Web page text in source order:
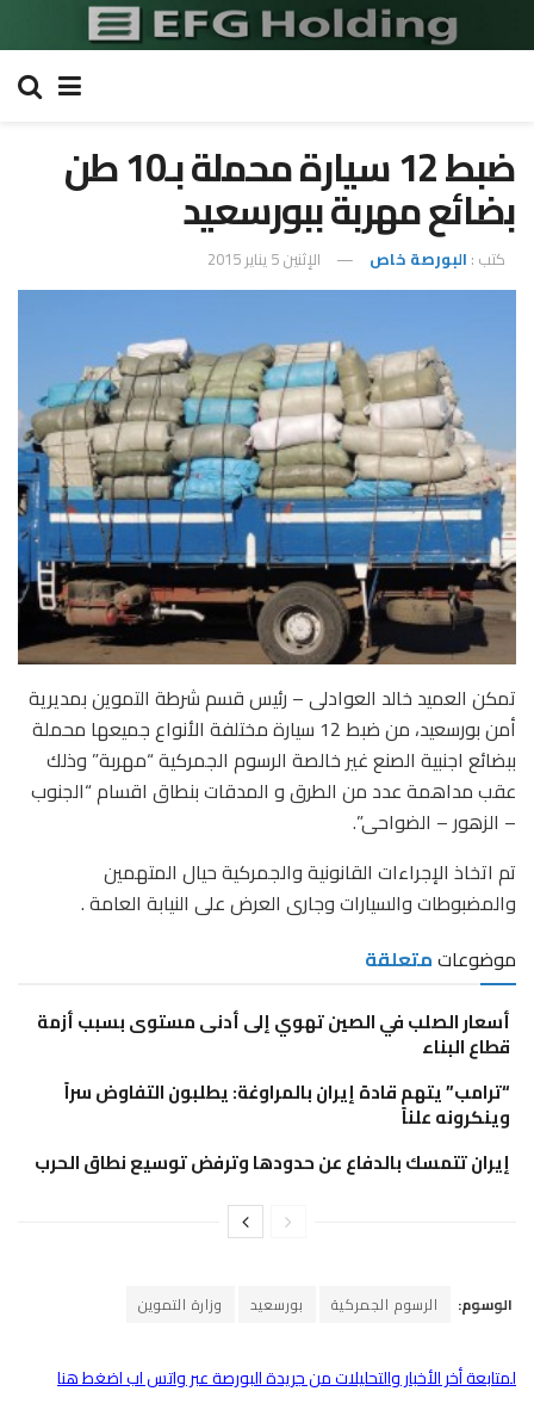
ضبط 12 سيارة محملة بـ10 طن
بضائع مهربة ببورسعيد
كتب : البورصة خاص الإثنين 5 يناير 2015
تمكن العميد خالد العوادلى – رئيس قسم شرطة التموين بمديرية
أمن بورسعيد، من ضبط 12 سيارة مختلفة الأنواع جميعها محملة
ببضائع اجنبية الصنع غير خالصة الرسوم الجمركية “مهربة” وذلك
عقب مداهمة عدد من الطرق و المدقات بنطاق اقسام “الجنوب
– الزهور – الضواحى”.
تم اتخاذ الإجراءات القانونية والجمركية حيال المتهمين
والمضبوطات والسيارات وجارى العرض على النيابة العامة .
موضوعاتمتعلقة
أسعار الصلب في الصين تهوي إلى أدنى مستوى بسبب أزمة
قطاع البناء
“ترامب” يتهم قادة إيران بالمراوغة: يطلبون التفاوض سراً
وينكرونه علناً
إيران تتمسك بالدفاع عن حدودها وترفض توسيع نطاق الحرب
الوسوم: الرسوم الجمركية بورسعيد وزارة التموين
لمتابعة أخر الأخبار والتحليلات من جريدة البورصة عبر واتس اب اضغط هنا